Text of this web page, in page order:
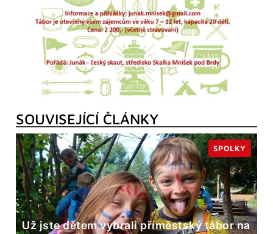
SOUVISEJÍCÍ ČLÁNKY
Už jste dětem vybrali příměstský tábor na
SPOLKY